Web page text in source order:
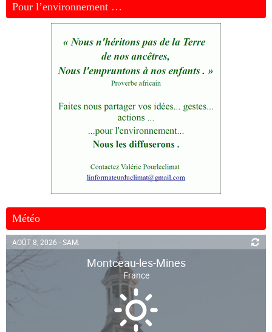
Pour l’environnement …
Météo
AOÛT 8, 2026 - SAM.
Montceau-les-Mines
France